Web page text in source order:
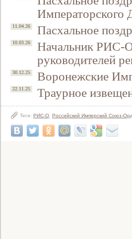
11.04.26 Пасхальное
10.03.26
Начальник РИС-О
руководителей
30.12.25 Воронежские
22.11.25 Траурное
Теги: РИС-О Российский Имперский Союз-